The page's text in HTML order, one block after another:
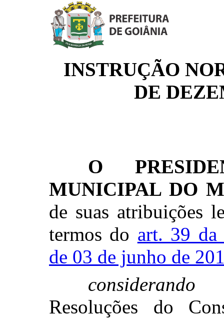
INSTRUÇÃO
DE
O
MUNICIPAL DO
de suas atribuições
termos do art. 39 da
de 03 de junho de
considerando
Resoluções do